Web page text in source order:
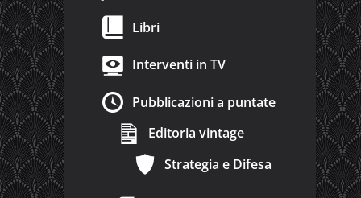
Libri
Interventi in TV
Pubblicazioni a puntate
Editoria vintage
Strategia e Difesa